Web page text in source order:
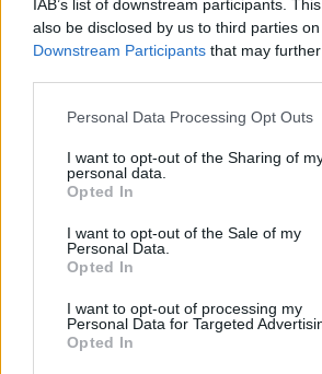
IAB’s list of downstream participants.
also be disclosed by us to third parties
Downstream Participants that may
Personal Data Processing Opt Outs
I want to opt-out of the Sharing of
personal data.
Opted In
I want to opt-out of the Sale of my
Personal Data.
Opted In
I want to opt-out of processing my
Personal Data for Targeted
Opted In
In evidenza